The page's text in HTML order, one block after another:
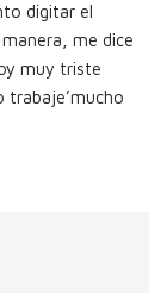
digitar el
me dice
muy triste
trabaje’mucho